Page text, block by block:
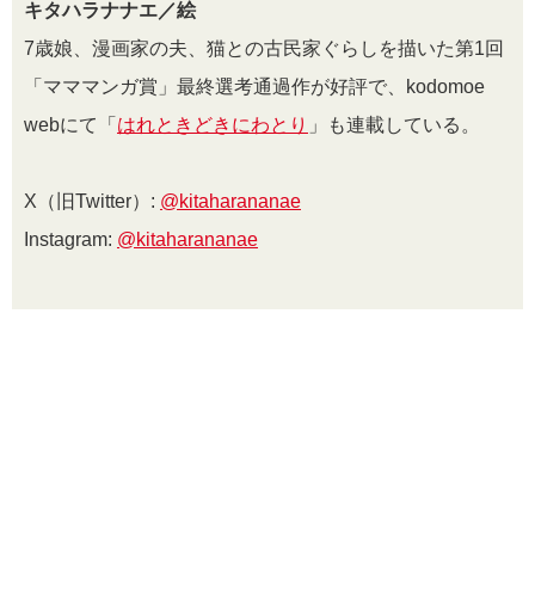
キタハラナナエ／絵
7歳娘、漫画家の夫、猫との古民家ぐらしを描いた第1回
「マママンガ賞」最終選考通過作が好評で、kodomoe
webにて「 はれときどきにわとり 」も連載している。
X（旧Twitter）: @kitaharananae
Instagram: @kitaharananae